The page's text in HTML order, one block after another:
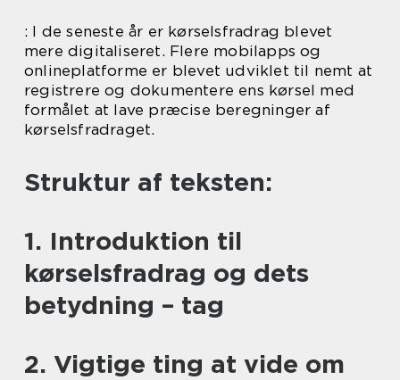
: I de seneste år er kørselsfradrag blevet
mere digitaliseret. Flere mobilapps og
onlineplatforme er blevet udviklet til nemt at
registrere og dokumentere ens kørsel med
formålet at lave præcise beregninger af
kørselsfradraget.
Struktur af teksten:
1. Introduktion til
kørselsfradrag og dets
betydning – tag
2. Vigtige ting at vide om